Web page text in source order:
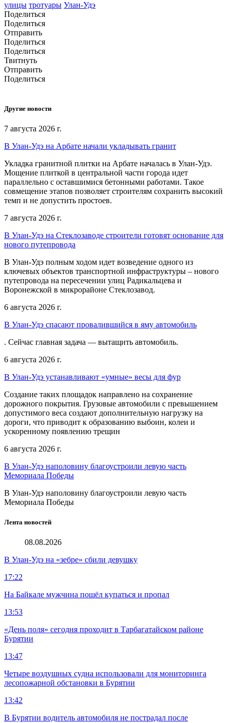
улицы тротуары Улан-Удэ
Поделиться
Поделиться
Отправить
Поделиться
Поделиться
Твитнуть
Отправить
Поделиться
Другие новости
7 августа 2026 г.
В Улан-Удэ на Арбате начали укладывать гранит
Укладка гранитной плитки на Арбате началась в Улан-Удэ.
Мощение плиткой в центральной части города идет
параллельно с оставшимися бетонными работами. Такое
совмещение этапов позволяет строителям сохранить высокий
темп и не допустить простоев.
7 августа 2026 г.
В Улан-Удэ на Стеклозаводе строители готовят основание для
нового путепровода
В Улан-Удэ полным ходом идет возведение одного из
ключевых объектов транспортной инфраструктуры – нового
путепровода на пересечении улиц Радикальцева и
Воронежской в микрорайоне Стеклозавод.
6 августа 2026 г.
В Улан-Удэ спасают провалившийся в яму автомобиль
. Сейчас главная задача — вытащить автомобиль.
6 августа 2026 г.
В Улан-Удэ устанавливают «умные» весы для фур
Создание таких площадок направлено на сохранение
дорожного покрытия. Грузовые автомобили с превышением
допустимого веса создают дополнительную нагрузку на
дороги, что приводит к образованию выбоин, колеи и
ускоренному появлению трещин
6 августа 2026 г.
В Улан-Удэ наполовину благоустроили левую часть
Мемориала Победы
В Улан-Удэ наполовину благоустроили левую часть
Мемориала Победы
Лента новостей
08.08.2026
В Улан-Удэ на «зебре» сбили девушку
17:22
На Байкале мужчина пошёл купаться и пропал
13:53
«День поля» сегодня проходит в Тарбагатайском районе
Бурятии
13:47
Четыре воздушных судна использовали для мониторинга
лесопожарной обстановки в Бурятии
13:42
В Бурятии водитель автомобиля не пострадал после